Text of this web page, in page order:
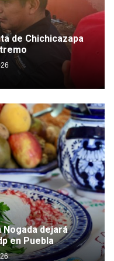
de Chichicazapa
Nogada dejará
en Puebla